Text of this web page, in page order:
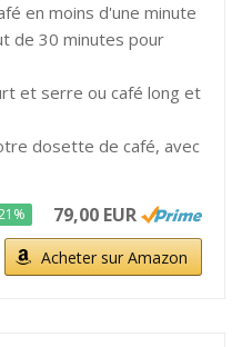
en moins d'une minute
de 30 minutes pour
et serre ou café long et
dosette de café, avec
79,00 EUR
Acheter sur Amazon